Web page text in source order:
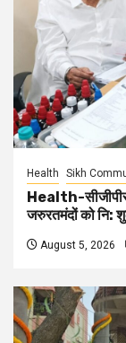
Health Sikh
Health-
जरुरतमंदों को नि:
August 5, 2026